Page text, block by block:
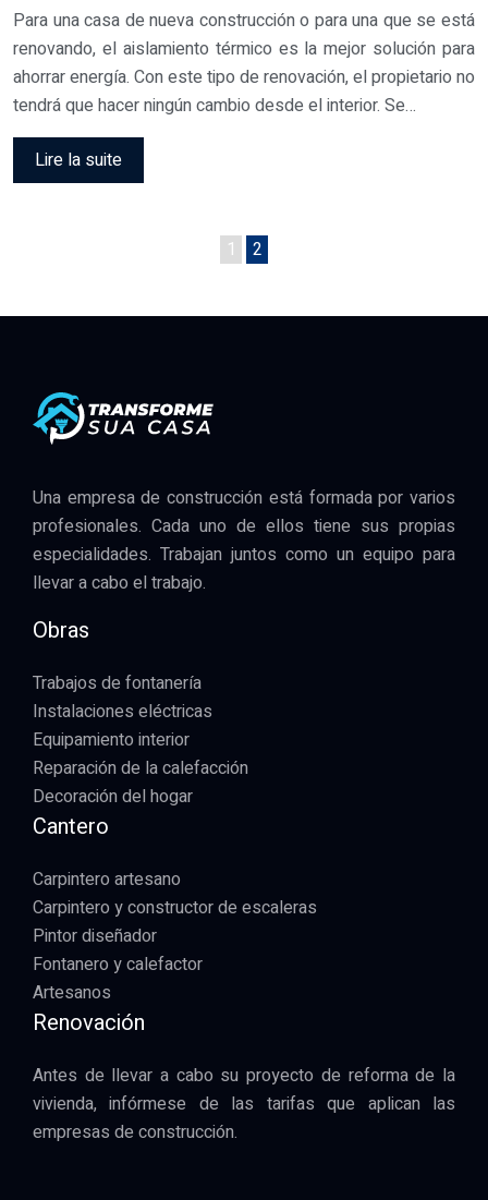
Para una casa de nueva construcción o para una que se está
renovando, el aislamiento térmico es la mejor solución para
ahorrar energía. Con este tipo de renovación, el propietario no
tendrá que hacer ningún cambio desde el interior. Se…
Lire la suite
1 2
Una empresa de construcción está formada por varios
profesionales. Cada uno de ellos tiene sus propias
especialidades. Trabajan juntos como un equipo para
llevar a cabo el trabajo.
Obras
Trabajos de fontanería
Instalaciones eléctricas
Equipamiento interior
Reparación de la calefacción
Decoración del hogar
Cantero
Carpintero artesano
Carpintero y constructor de escaleras
Pintor diseñador
Fontanero y calefactor
Artesanos
Renovación
Antes de llevar a cabo su proyecto de reforma de la
vivienda, infórmese de las tarifas que aplican las
empresas de construcción.